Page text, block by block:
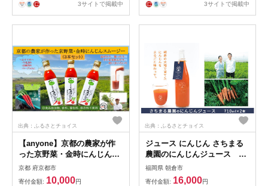
3サイトで掲載中 3サイトで掲載中
出典：ふるさとチョイス
【anyone】京都の農家が作
った京野菜・金時にんじんス
ムージー（3本セット）
京都 府京都市
寄付金額: 10,000円
出典：ふるさとチョイス
ジュース にんじん さちまる
農園のにんじんジュース
710ml×2本
福岡県 朝倉市
寄付金額: 16,000円